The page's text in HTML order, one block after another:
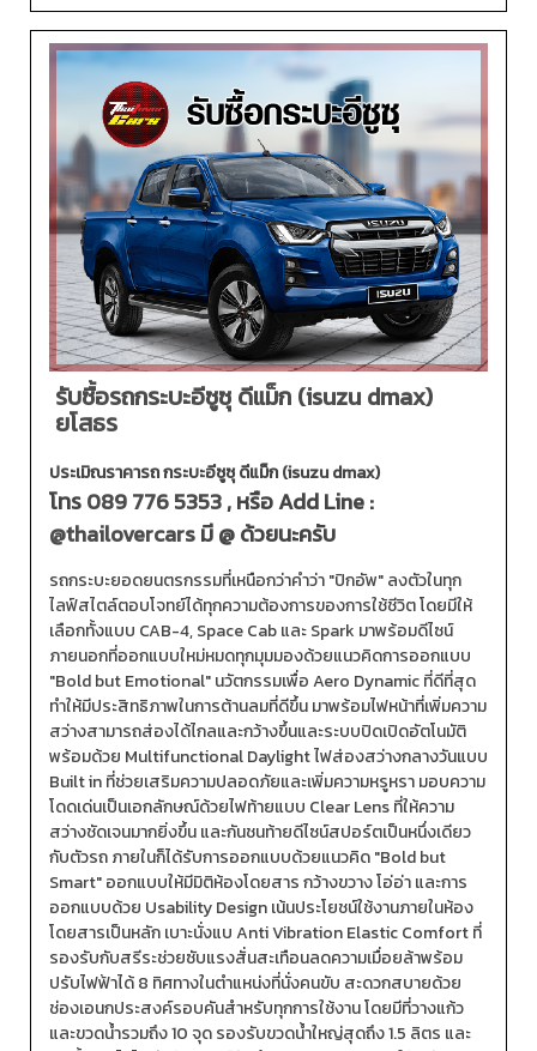
รับซื้อรถกระบะอีซูซุ ดีแม็ก (isuzu dmax)
ยโสธร
ประเมิณราคารถ กระบะอีซูซุ ดีแม็ก (isuzu dmax)
โทร089 776 5353, หรือ Add Line :
@thailovercarsมี @ ด้วยนะครับ
รถกระบะยอดยนตรกรรมที่เหนือกว่าคำว่า "ปิกอัพ" ลงตัวในทุก
ไลฟ์สไตล์ตอบโจทย์ได้ทุกความต้องการของการใช้ชีวิต โดยมีให้
เลือกทั้งแบบ CAB-4, Space Cab และ Spark มาพร้อมดีไซน์
ภายนอกที่ออกแบบใหม่หมดทุกมุมมองด้วยแนวคิดการออกแบบ
"Bold but Emotional" นวัตกรรมเพื่อ Aero Dynamic ที่ดีที่สุด
ทำให้มีประสิทธิภาพในการต้านลมที่ดีขึ้น มาพร้อมไฟหน้าที่เพิ่มความ
สว่างสามารถส่องได้ไกลและกว้างขึ้นและระบบปิดเปิดอัตโนมัติ
พร้อมด้วย Multifunctional Daylight ไฟส่องสว่างกลางวันแบบ
Built in ที่ช่วยเสริมความปลอดภัยและเพิ่มความหรูหรา มอบความ
โดดเด่นเป็นเอกลักษณ์ด้วยไฟท้ายแบบ Clear Lens ที่ให้ความ
สว่างชัดเจนมากยิ่งขึ้น และกันชนท้ายดีไซน์สปอร์ตเป็นหนึ่งเดียว
กับตัวรถ ภายในก็ได้รับการออกแบบด้วยแนวคิด "Bold but
Smart" ออกแบบให้มีมิติห้องโดยสาร กว้างขวาง โอ่อ่า และการ
ออกแบบด้วย Usability Design เน้นประโยชน์ใช้งานภายในห้อง
โดยสารเป็นหลัก เบาะนั่งแบ Anti Vibration Elastic Comfort ที่
รองรับกับสรีระช่วยซับแรงสั่นสะเทือนลดความเมื่อยล้าพร้อม
ปรับไฟฟ้าได้ 8 ทิศทางในตำแหน่งที่นั่งคนขับ สะดวกสบายด้วย
ช่องเอนกประสงค์รอบคันสำหรับทุกการใช้งาน โดยมีที่วางแก้ว
และขวดน้ำรวมถึง 10 จุด รองรับขวดน้ำใหญ่สุดถึง 1.5 ลิตร และ